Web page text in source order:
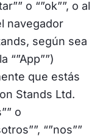
o “”ok””, o al
navegador
según sea
“”App””)
que estás
Stands Ltd.
o
“”nos””